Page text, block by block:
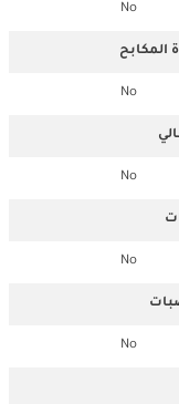
No
No
No
No
No